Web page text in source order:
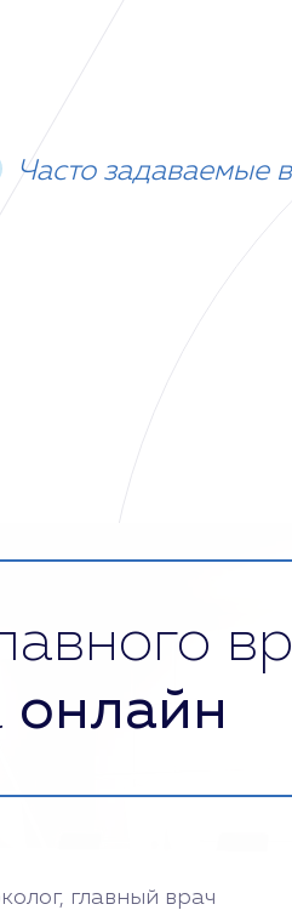
Часто задаваемые
онлайн
главный врач